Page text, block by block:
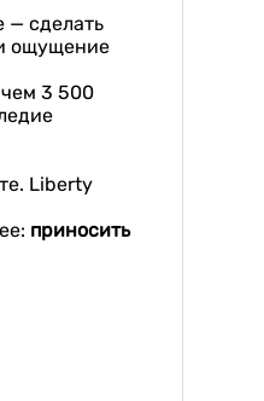
— сделать
ощущение
чем 3 500
Liberty
приносить